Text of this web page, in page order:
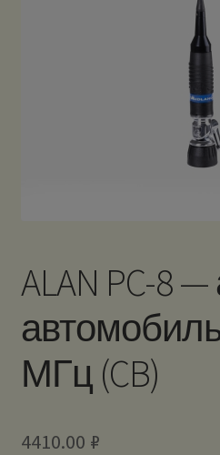
ALAN PC-8
МГц (CB)
4410.00 ₽